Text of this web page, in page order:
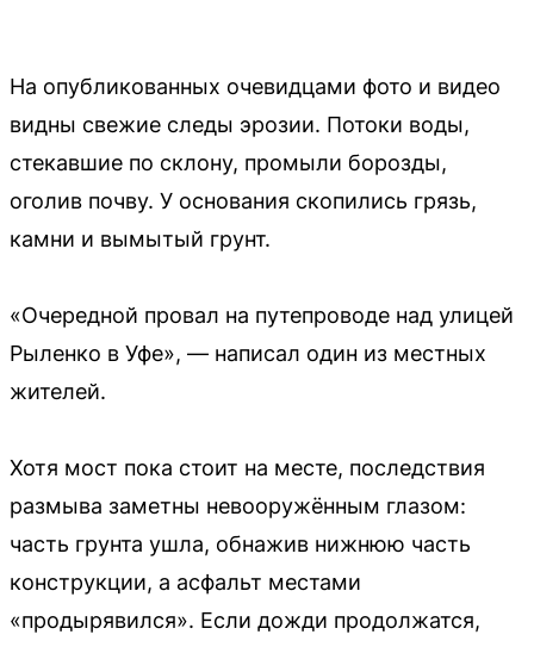
На опубликованных очевидцами фото и видео
видны свежие следы эрозии. Потоки воды,
стекавшие по склону, промыли борозды,
оголив почву. У основания скопились грязь,
камни и вымытый грунт.
«Очередной провал на путепроводе над улицей
Рыленко в Уфе», — написал один из местных
жителей.
Хотя мост пока стоит на месте, последствия
размыва заметны невооружённым глазом:
часть грунта ушла, обнажив нижнюю часть
конструкции, а асфальт местами
«продырявился». Если дожди продолжатся,